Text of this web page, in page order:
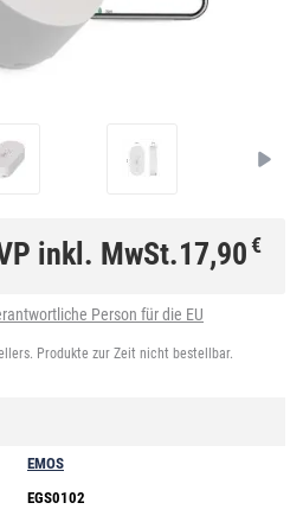
inkl. MwSt.17,90€
Person für die EU
Produkte zur Zeit nicht bestellbar.
EMOS
EGS0102